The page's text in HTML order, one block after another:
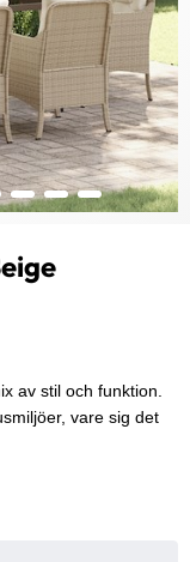
av stil och funktion.
vare sig det